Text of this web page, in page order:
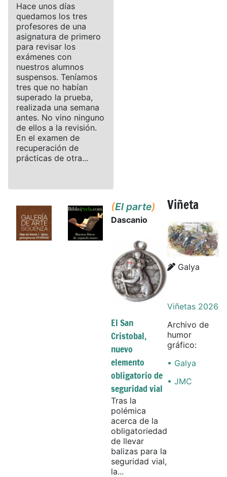
Hace unos días
quedamos los tres
profesores de una
asignatura de primero
para revisar los
exámenes con
nuestros alumnos
suspensos. Teníamos
tres que no habían
superado la prueba,
realizada una semana
antes. No vino ninguno
de ellos a la revisión.
En el examen de
recuperación de
prácticas de otra...
(El parte)
Dascanio
El San
Cristobal,
nuevo
elemento
obligatorio de
seguridad vial
Tras la
polémica
acerca de la
obligatoriedad
de llevar
balizas para la
seguridad vial,
la...
Viñeta
Details
Details
Galya
Viñetas 2026
Archivo de
humor
gráfico:
• Galya
• JMC